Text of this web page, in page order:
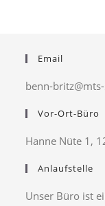
Email
benn-
Vor-Ort-Büro
Hanne Nüte 1,
Anlaufstelle
Unser Büro ist